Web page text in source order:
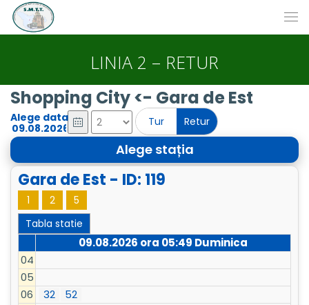
LINIA 2 – RETUR
Shopping City <- Gara de Est
Alege data Tur Retur
Alege stația
Gara de Est - ID: 119
1 2
5
Tabla statie
09.08.2026 ora 05:49 Duminica
04
05
06
32
52